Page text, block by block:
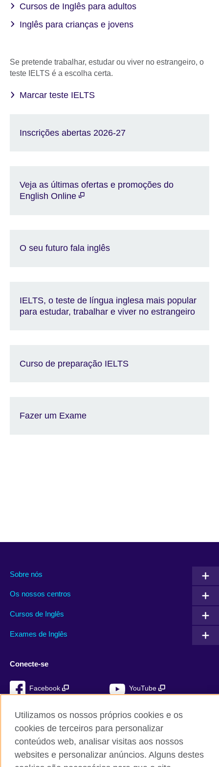
Cursos de Inglês para adultos
Inglês para crianças e jovens
Se pretende trabalhar, estudar ou viver no estrangeiro, o
teste IELTS é a escolha certa.
Marcar teste IELTS
Inscrições abertas 2026-27
Veja as últimas ofertas e promoções do
English Online
O seu futuro fala inglês
IELTS, o teste de língua inglesa mais popular
para estudar, trabalhar e viver no estrangeiro
Curso de preparação IELTS
Fazer um Exame
Sobre nós
Os nossos centros
Cursos de Inglês
Exames de Inglês
Conecte-se
Facebook YouTube
British Council global
Utilizamos os nossos próprios cookies e os
cookies de terceiros para personalizar
conteúdos web, analisar visitas aos nossos
websites e personalizar anúncios. Alguns destes